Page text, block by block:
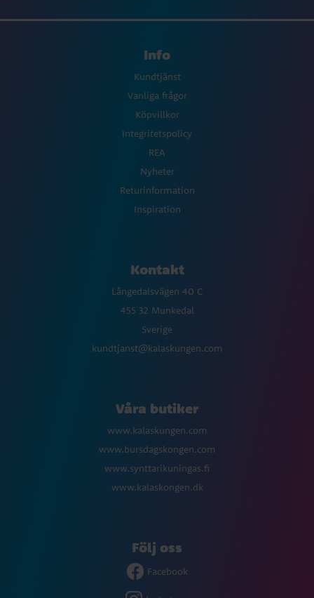
Info
Kundtjänst
Vanliga frågor
Köpvillkor
Integritetspolicy
REA
Nyheter
Returinformation
Inspiration
Kontakt
Långedalsvägen 40 C
455 32 Munkedal
Sverige
kundtjanst@kalaskungen.com
Våra butiker
www.kalaskungen.com
www.bursdagskongen.com
www.synttarikuningas.fi
www.kalaskongen.dk
Följ oss
Facebook